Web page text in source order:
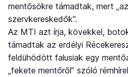
mentősökre támadtak, mert
szervkereskedők”.
Az MTI azt írja, kövekkel,
támadtak az erdélyi
feldühödött falusiak egy
„fekete mentőről” szóló